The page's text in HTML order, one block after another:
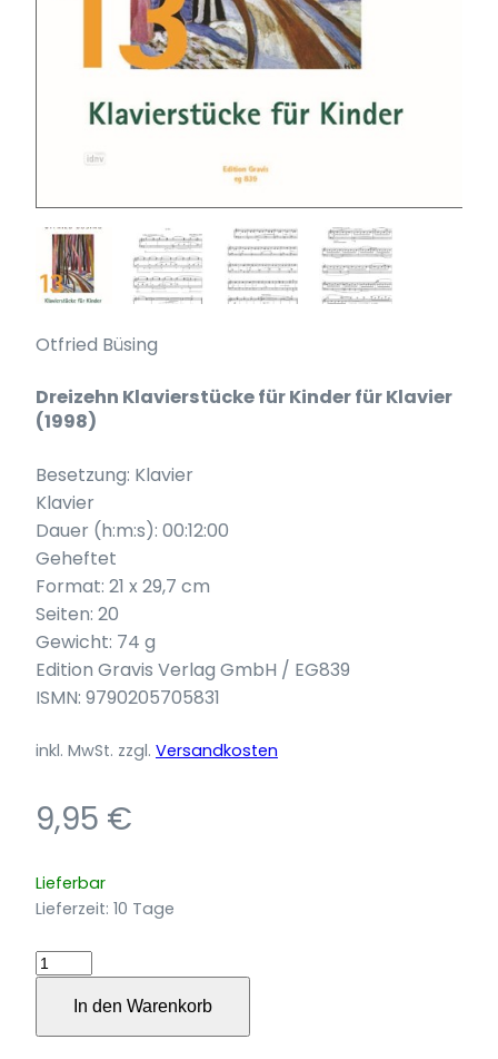
Otfried Büsing
Dreizehn Klavierstücke für Kinder für Klavier
(1998)
Besetzung: Klavier
Klavier
Dauer (h:m:s): 00:12:00
Geheftet
Format: 21 x 29,7 cm
Seiten: 20
Gewicht: 74 g
Edition Gravis Verlag GmbH / EG839
ISMN: 9790205705831
inkl. MwSt. zzgl. Versandkosten
9,95 €
Lieferbar
Lieferzeit: 10 Tage
Dreizehn
Kinder
In den Warenkorb